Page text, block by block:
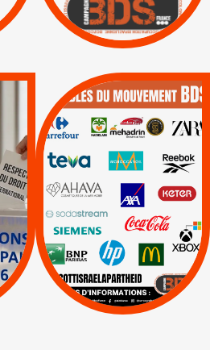
Lettres d'interpellation
QUE BOYCOTTER ?
BOYCOTT /
AXA BNP | CAF |
Carrefour | HP |
Keter |
Livres et brochures |
Mehadrin | PUMA
Sodastream |
Visuels, tracts,
affiches,...